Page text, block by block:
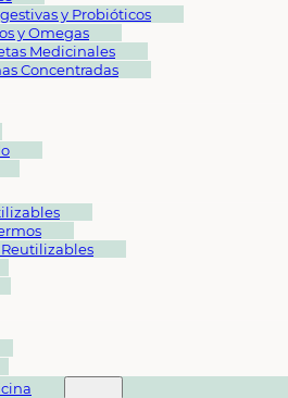
y Probióticos
y Omegas
Medicinales
Concentradas